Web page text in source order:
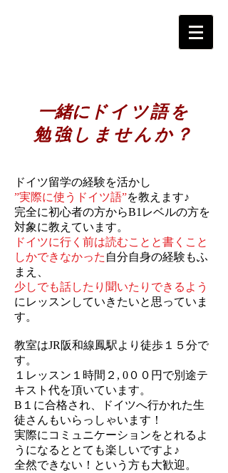
一緒にドイツ語を
勉強しませんか？
ドイツ留学の経験を活かし
”実際に使うドイツ語”を教えます♪
完全に初心者の方からB1レベルの方を
対象に教えています。
ドイツに行く前は読むことと書くこと
しかできなかった 自分自身の経験もふ
まえ、
少しでも話したり聞いたりできるよう
にレッスンしていきたいと思っていま
す。
教室はJR阪和線鳳駅より徒歩１５分で
す。
１レッスン１時間２, 0００円で別途テ
キスト代を頂いています。
​B１に合格され、ドイツへ行かれた生
徒さんもいらっしゃいます！
実際にコミュニケーションをとれるよ
うになるととても楽しいですよ♪
全然できない！という方も大歓迎。